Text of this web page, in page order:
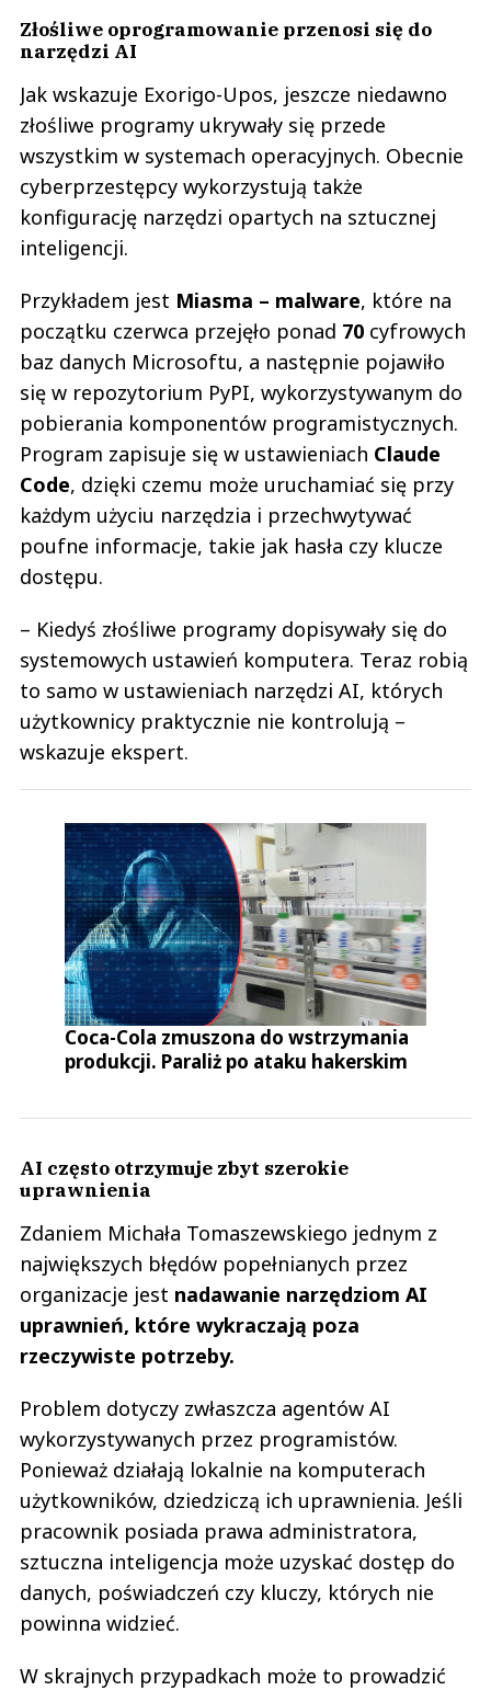
Złośliwe oprogramowanie przenosi się do
narzędzi AI
Jak wskazuje Exorigo-Upos, jeszcze niedawno
złośliwe programy ukrywały się przede
wszystkim w systemach operacyjnych. Obecnie
cyberprzestępcy wykorzystują także
konfigurację narzędzi opartych na sztucznej
inteligencji.
Przykładem jest Miasma – malware, które na
początku czerwca przejęło ponad 70 cyfrowych
baz danych Microsoftu, a następnie pojawiło
się w repozytorium PyPI, wykorzystywanym do
pobierania komponentów programistycznych.
Program zapisuje się w ustawieniach Claude
Code, dzięki czemu może uruchamiać się przy
każdym użyciu narzędzia i przechwytywać
poufne informacje, takie jak hasła czy klucze
dostępu.
– Kiedyś złośliwe programy dopisywały się do
systemowych ustawień komputera. Teraz robią
to samo w ustawieniach narzędzi AI, których
użytkownicy praktycznie nie kontrolują –
wskazuje ekspert.
Coca-Cola zmuszona do wstrzymania
produkcji. Paraliż po ataku hakerskim
AI często otrzymuje zbyt szerokie
uprawnienia
Zdaniem Michała Tomaszewskiego jednym z
największych błędów popełnianych przez
organizacje jest nadawanie narzędziom AI
uprawnień, które wykraczają poza
rzeczywiste potrzeby.
Problem dotyczy zwłaszcza agentów AI
wykorzystywanych przez programistów.
Ponieważ działają lokalnie na komputerach
użytkowników, dziedziczą ich uprawnienia. Jeśli
pracownik posiada prawa administratora,
sztuczna inteligencja może uzyskać dostęp do
danych, poświadczeń czy kluczy, których nie
powinna widzieć.
W skrajnych przypadkach może to prowadzić